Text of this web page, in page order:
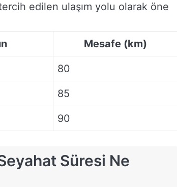
edilen ulaşım yolu olarak öne
Mesafe (km)
80
85
90
Süresi Ne